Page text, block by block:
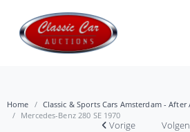
Home
Classic & Sports Cars Amsterdam - After
Mercedes-Benz 280 SE 1970
Vorige